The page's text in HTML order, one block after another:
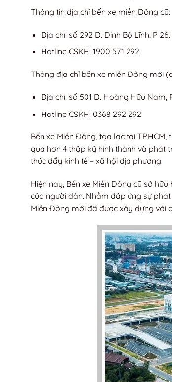
Thông tin địa chỉ bến xe miền Đông cũ:
Địa chỉ: số 292 Đ. Đinh Bộ Lĩnh, P 26,
Hotline CSKH: 1900 571 292
Thông địa chỉ bến xe miền Đông mới
Địa chỉ: số 501 Đ. Hoàng Hữu Nam,
Hotline CSKH: 0368 292 292
Bến xe Miền Đông, tọa lạc tại
qua hơn 4 thập kỷ hình thành và phát
thúc đẩy kinh tế – xã hội địa phương.
Hiện nay, Bến xe Miền Đông cũ sở
của người dân. Nhằm đáp ứng sự
Miền Đông mới đã được xây dựng với